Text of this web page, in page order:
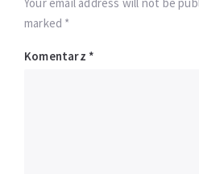
marked *
Komentarz *